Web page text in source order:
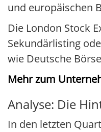
und europäischen
Die London Stock
Sekundärlisting
wie Deutsche
Mehr zum
Analyse: Die
In den letzten